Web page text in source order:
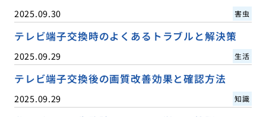
2025.09.30 害虫
テレビ端子交換時のよくあるトラブルと解決策
2025.09.29 生活
テレビ端子交換後の画質改善効果と確認方法
2025.09.29 知識